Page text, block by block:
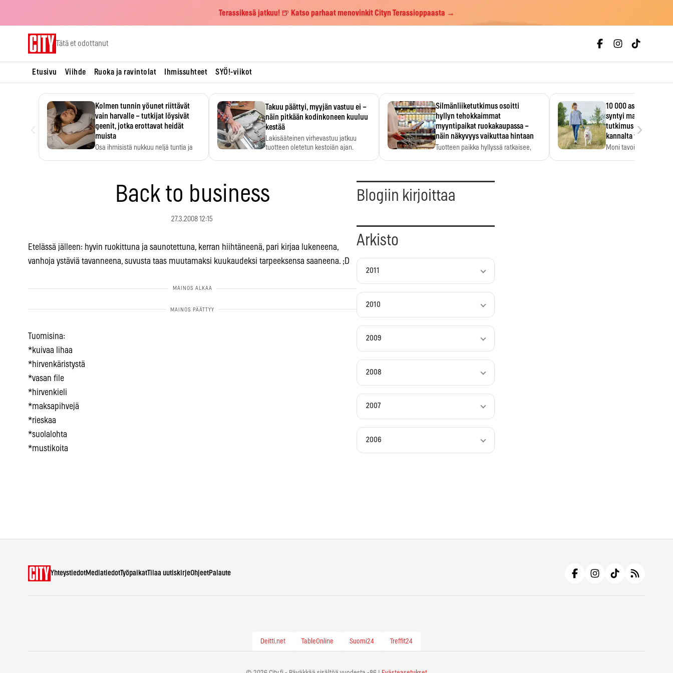
Terassikesä jatkuu! 🍺 Katso parhaat menovinkit Cityn Terassioppaasta →
Tätä et odottanut
Etusivu Viihde Ruoka ja ravintolat Ihmissuhteet SYÖ!-viikot
Kolmen tunnin yöunet riittävät
vain harvalle – tutkijat löysivät
geenit, jotka erottavat heidät
muista
Osa ihmisistä nukkuu neljä tuntia ja
Takuu päättyi, myyjän vastuu ei –
näin pitkään kodinkoneen kuuluu
kestää
Lakisääteinen virhevastuu jatkuu
tuotteen oletetun kestoiän ajan.
Silmänliiketutkimus osoitti
hyllyn tehokkaimmat
myyntipaikat ruokakaupassa –
näin näkyvyys vaikuttaa hintaan
Tuotteen paikka hyllyssä ratkaisee,
10 000 askeleen
syntyi mainoksesta –
tutkimus löysi
kannalta toisen
Moni tavoittelee 10 000
›
Back to business
27.3.2008 12:15
Etelässä jälleen: hyvin ruokittuna ja saunotettuna, kerran hiihtäneenä, pari kirjaa lukeneena,
vanhoja ystäviä tavanneena, suvusta taas muutamaksi kuukaudeksi tarpeeksensa saaneena. ;D
Tuomisina:
*kuivaa lihaa
*hirvenkäristystä
*vasan file
*hirvenkieli
*maksapihvejä
*rieskaa
*suolalohta
*mustikoita
Blogiin kirjoittaa
Arkisto
2011
2010
2009
2008
2007
2006
YhteystiedotMediatiedotTyöpaikatTilaa uutiskirjeOhjeetPalaute
Deitti.net TableOnline Suomi24 Treffit24